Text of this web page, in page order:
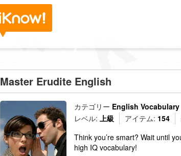
Master Erudite English
カテゴリー English Vocabulary
レベル: 上級 アイテム: 154
Think you’re smart? Wait until
high IQ vocabulary!